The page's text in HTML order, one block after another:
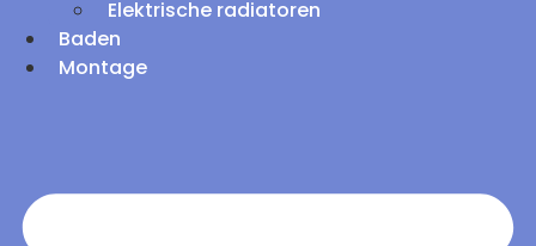
Elektrische radiatoren
Baden
Montage